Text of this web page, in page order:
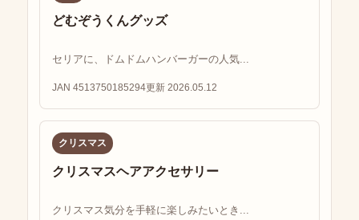
どむぞうくんグッズ
セリアに、ドムドムハンバーガーの人気...
JAN 4513750185294更新 2026.05.12
クリスマス
クリスマスヘアアクセサリー
クリスマス気分を手軽に楽しみたいとき...